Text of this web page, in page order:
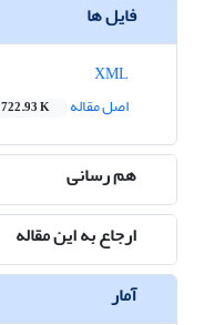
فایل ها
اصل مقاله
722.93 K
هم رسانی
ارجاع به این مقاله
آمار